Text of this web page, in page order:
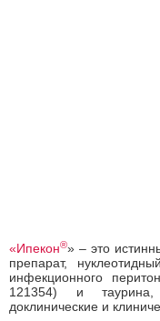
«Ипекон®» – это
препарат,
инфекционного
121354) и
доклинические и